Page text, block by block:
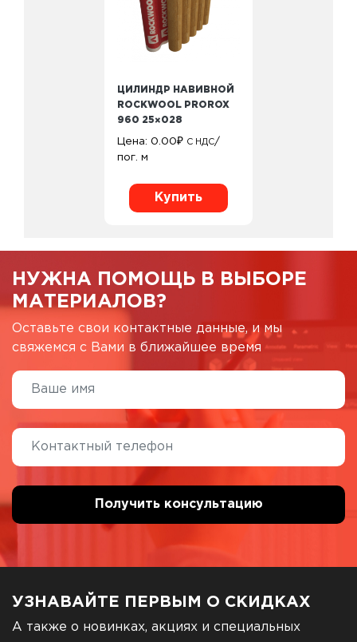
ЦИЛИНДР НАВИВНОЙ
ROCKWOOL PROROX
960 25×028
Цена: 0.00₽ С НДС/
пог. м
Купить
НУЖНА ПОМОЩЬ В ВЫБОРЕ
МАТЕРИАЛОВ?
Оставьте свои контактные данные, и мы
свяжемся с Вами в ближайшее время
УЗНАВАЙТЕ ПЕРВЫМ О СКИДКАХ
А также о новинках, акциях и специальных